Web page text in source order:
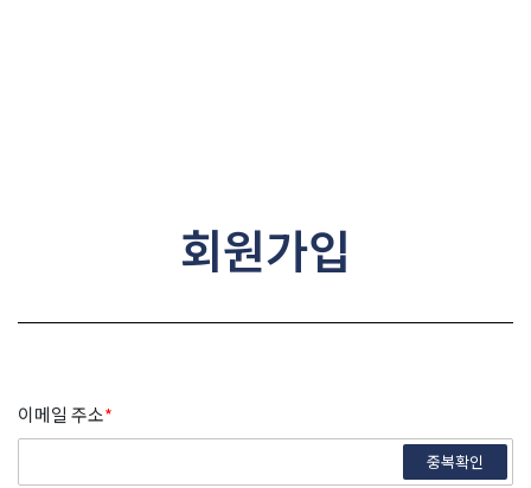
회원가입
이메일 주소*
중복확인